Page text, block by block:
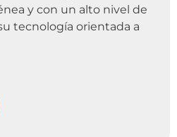
y con un alto nivel de
tecnología orientada a